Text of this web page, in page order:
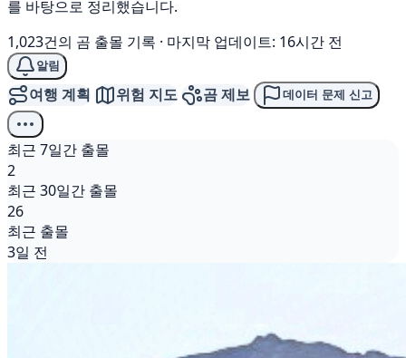
를 바탕으로 정리했습니다.
1,023건의 곰 출몰 기록 · 마지막 업데이트: 16시간 전
알림
여행 계획 위험 지도 곰 제보 데이터 문제 신고
최근 7일간 출몰
2
최근 30일간 출몰
26
최근 출몰
3일 전